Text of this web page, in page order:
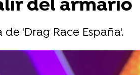
del armario
'Drag Race España'.